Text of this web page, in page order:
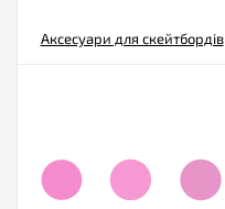
Аксесуари для скейтбордів